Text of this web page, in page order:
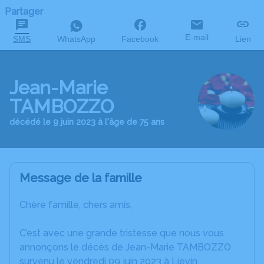
Partager
SMS WhatsApp Facebook E-mail Lien
Jean-Marie
TAMBOZZO
décédé le 9 juin 2023 à l'âge de 75 ans
Message de la famille
Chère famille, chers amis,
C’est avec une grande tristesse que nous vous
annonçons le décès de Jean-Marie TAMBOZZO
survenu le vendredi 09 juin 2023 à Lievin.